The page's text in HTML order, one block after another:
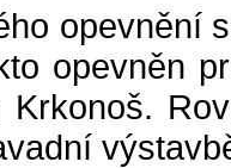
opevnění
opevněn
Krkonoš.